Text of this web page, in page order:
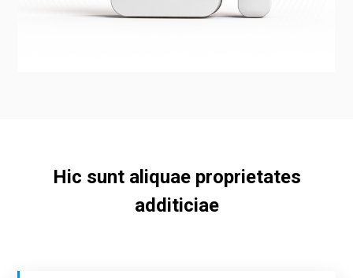
Hic sunt aliquae proprietates
additiciae